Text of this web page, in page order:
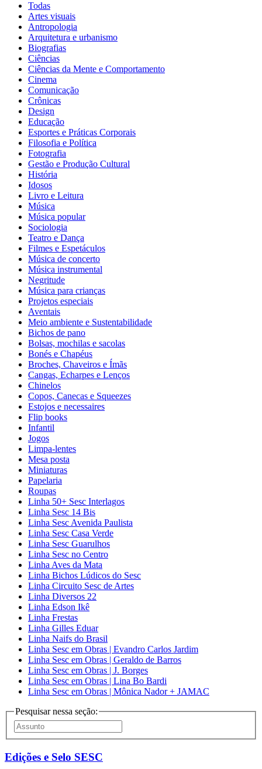
Todas
Artes visuais
Antropologia
Arquitetura e urbanismo
Biografias
Ciências
Ciências da Mente e Comportamento
Cinema
Comunicação
Crônicas
Design
Educação
Esportes e Práticas Corporais
Filosofia e Política
Fotografia
Gestão e Produção Cultural
História
Idosos
Livro e Leitura
Música
Música popular
Sociologia
Teatro e Dança
Filmes e Espetáculos
Música de concerto
Música instrumental
Negritude
Música para crianças
Projetos especiais
Aventais
Meio ambiente e Sustentabilidade
Bichos de pano
Bolsas, mochilas e sacolas
Bonés e Chapéus
Broches, Chaveiros e Ímãs
Cangas, Echarpes e Lenços
Chinelos
Copos, Canecas e Squeezes
Estojos e necessaires
Flip books
Infantil
Jogos
Limpa-lentes
Mesa posta
Miniaturas
Papelaria
Roupas
Linha 50+ Sesc Interlagos
Linha Sesc 14 Bis
Linha Sesc Avenida Paulista
Linha Sesc Casa Verde
Linha Sesc Guarulhos
Linha Sesc no Centro
Linha Aves da Mata
Linha Bichos Lúdicos do Sesc
Linha Circuito Sesc de Artes
Linha Diversos 22
Linha Edson Ikê
Linha Frestas
Linha Gilles Eduar
Linha Naifs do Brasil
Linha Sesc em Obras | Evandro Carlos Jardim
Linha Sesc em Obras | Geraldo de Barros
Linha Sesc em Obras | J. Borges
Linha Sesc em Obras | Lina Bo Bardi
Linha Sesc em Obras | Mônica Nador + JAMAC
Pesquisar nessa seção:
Edições e Selo SESC